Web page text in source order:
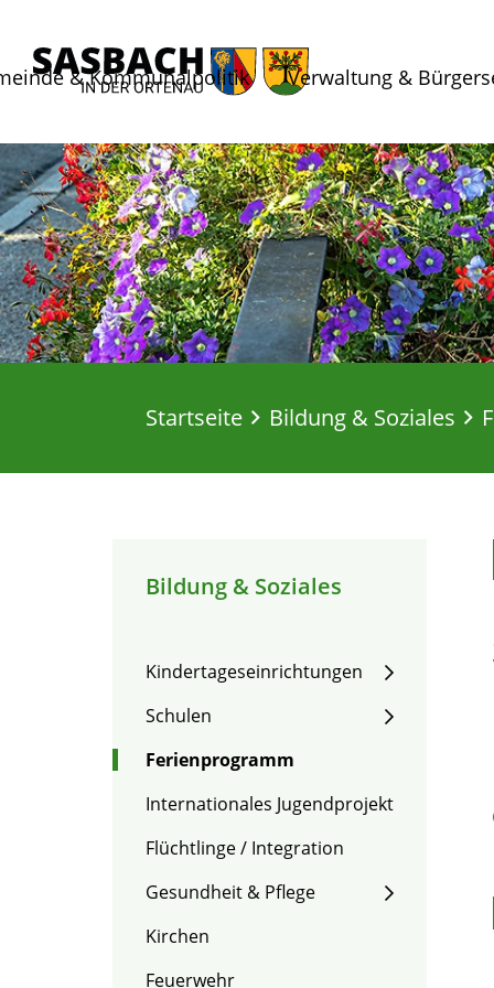
& Kommunalpolitik Verwaltung &
Startseite Bildung & Soziales
Bildung & Soziales
Kindertageseinrichtungen
Schulen
Ferienprogramm
Internationales Jugendprojekt
Flüchtlinge / Integration
Gesundheit & Pflege
Kirchen
Feuerwehr